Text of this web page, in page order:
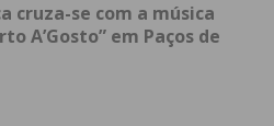
termos e
cruza-se com a música
A’Gosto” em Paços de